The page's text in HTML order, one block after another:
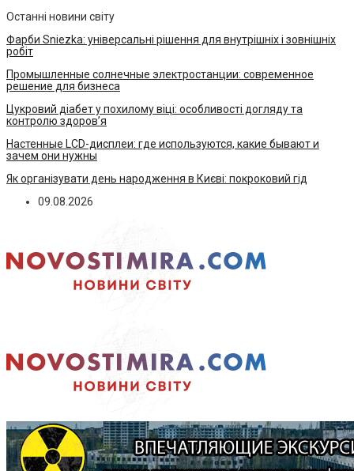
Останні новини світу
Фарби Sniezka: універсальні рішення для внутрішніх і зовнішніх
робіт
Промышленные солнечные электростанции: современное
решение для бизнеса
Цукровий діабет у похилому віці: особливості догляду та
контролю здоров’я
Настенные LCD-дисплеи: где используются, какие бывают и
зачем они нужны
Як організувати день народження в Києві: покроковий гід
09.08.2026